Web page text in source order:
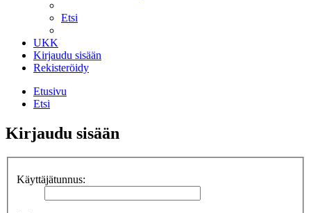
Etsi
UKK
Kirjaudu sisään
Rekisteröidy
Etusivu
Etsi
Kirjaudu sisään
Käyttäjätunnus: